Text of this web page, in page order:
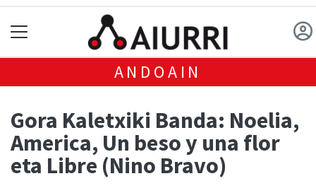
ANDOAIN
Gora Kaletxiki Banda: Noelia,
America, Un beso y una flor
eta Libre (Nino Bravo)